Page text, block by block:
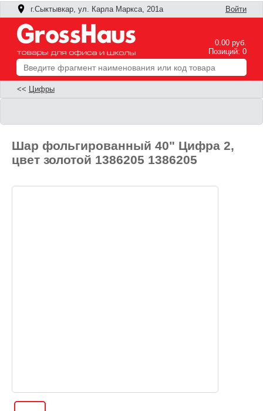
г.Сыктывкар, ул. Карла Маркса, 201а Войти
0.00 руб.
Позиций: 0
<< Цифры
Шар фольгированный 40" Цифра 2,
цвет золотой 1386205 1386205